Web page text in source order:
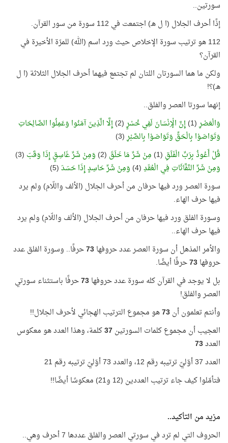
سورتين..
إذًا أحرف الجلال (ا ل هـ) اجتمعت في 112 سورة من سور القرآن.
112 هو ترتيب سورة الإخلاص حيث ورد اسم (الله) للمرّة الأخيرة في
القرآن؟
ولكن ما هما السورتان اللتان لم تجتمع فيهما أحرف الجلال الثلاثة (ا ل
هـ)؟!
إنهما سورتا العصر والفلق..
وَالْعَصْرِ(1) إِنَّ الْإِنْسَانَ لَفِي خُسْرٍ(2)
إِلَّا الَّذِينَ آمَنُوا وَعَمِلُوا الصَّالِحَاتِ
وَتَوَاصَوْا بِالْحَقِّ وَتَوَاصَوْا بِالصَّبْرِ(3)
قُلْ أَعُوذُ بِرَبِّ الْفَلَقِ (1) مِنْ شَرِّ مَا خَلَقَ (2) وَمِنْ شَرِّ غَاسِقٍ إِذَا وَقَبَ (3)
وَمِنْ شَرِّ النَّفَّاثَاتِ فِي الْعُقَدِ(4) وَمِنْ شَرِّ حَاسِدٍ إِذَا حَسَدَ(5)
سورة العصر ورد فيها حرفان من أحرف الجلال (الألف واللّام) ولم يرد
فيها حرف الهاء.
وسورة الفلق ورد فيها حرفان من أحرف الجلال (الألف واللّام) ولم يرد
فيها حرف الهاء..
والأمر المذهل أن سورة العصر عدد حروفها73حرفًا.. وسورة الفلق عدد
حروفها73حرفًا أيضًا.
بل لا يوجد في القرآن كله سورة عدد حروفها73حرفًا باستثناء سورتي
العصر والفلق!
وأنتم تعلمون أن73هو مجموع الترتيب الهجائي لأحرف الجلال!!
العجيب أن مجموع كلمات السورتين37كلمة، وهذا العدد هو معكوس
العدد73
العدد 37 أوّليّ ترتيبه رقم 12، والعدد 73 أوّليّ ترتيبه رقم 21
فتأمّلوا كيف جاء ترتيب العددين (12 و21) معكوسًا أيضًا!!
مزيد من التأكيد..
الحروف التي لم ترد في سورتي العصر والفلق عددها 7 أحرف وهي..